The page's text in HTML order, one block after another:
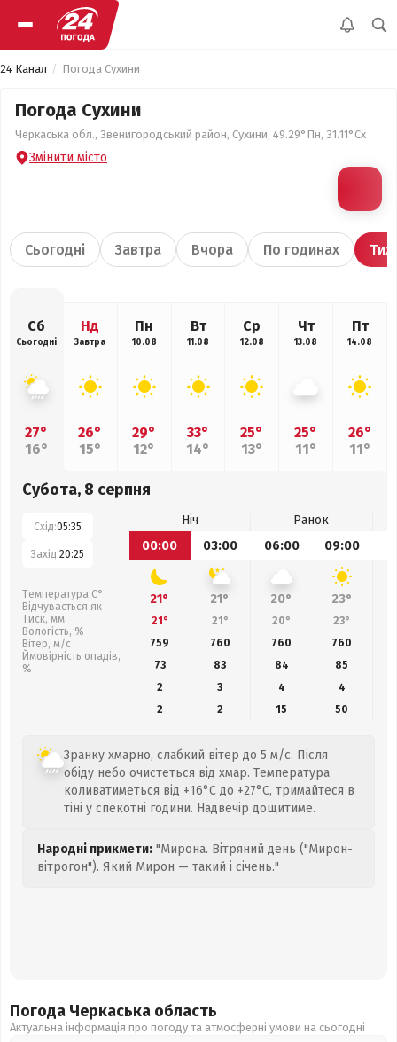
24 Канал Погода Сухини
Погода Сухини
Черкаська обл., Звенигородський район, Сухини, 49.29°Пн, 31.11°Сх
Змінити місто
Сьогодні Завтра Вчора По годинах
Сб
Сьогодні
27°
16°
Нд
Завтра
26°
15°
Пн
10.08
29°
12°
Вт
11.08
33°
14°
Ср
12.08
25°
13°
Чт
13.08
25°
11°
Пт
14.08
26°
11°
Субота, 8 серпня
Схід:05:35
Захід:20:25
Температура С°
Відчувається як
Тиск, мм
Вологість, %
Вітер, м/с
Ймовірність опадів,
%
Ніч
Ранок
00:00
03:00 06:00 09:00
21° 21° 20° 23°
21° 21° 20° 23°
759
760 760 760
73
83 84 85
2
3 4
4
2
2 15 50
Зранку хмарно, слабкий вітер до 5 м/с. Після
обіду небо очистеться від хмар. Температура
коливатиметься від +16°C до +27°C, тримайтеся в
тіні у спекотні години. Надвечір дощитиме.
Народні прикмети: "Мирона. Вітряний день ("Мирон-
вітрогон"). Який Мирон — такий і січень."
Погода Черкаська область
Актуальна інформація про погоду та атмосферні умови на сьогодні